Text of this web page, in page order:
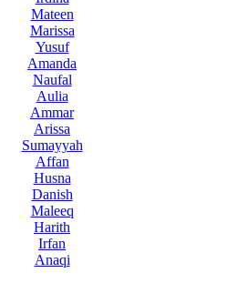
Mateen
Marissa
Yusuf
Amanda
Naufal
Aulia
Ammar
Arissa
Sumayyah
Affan
Husna
Danish
Maleeq
Harith
Irfan
Anaqi